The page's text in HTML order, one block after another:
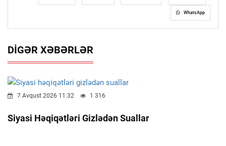
WhatsApp
DIGƏR XƏBƏRLƏR
7 Avqust 2026 11:32 1 316
Siyasi Həqiqətləri Gizlədən Suallar